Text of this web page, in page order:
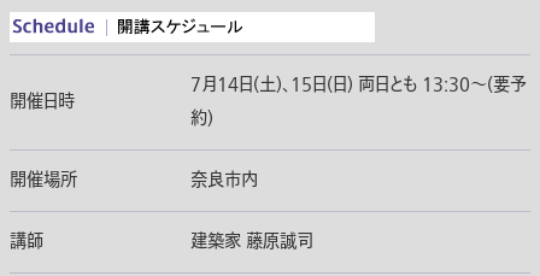
開催日時
7月14日(土)、15日(日) 両日とも 13:30〜(要予
約)
開催場所 奈良市内
講師 建築家 藤原誠司